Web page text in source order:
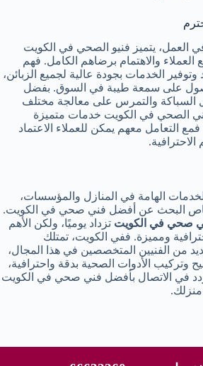
في العمل، يتميز فنيو الصحي في الكويت
العملاء والاهتمام برضاهم الكامل. فهم
الخدمات بجودة عالية لجميع الزبائن،
على سمعة طيبة في السوق. بفضل
السباكة والتمرس على معالجة مختلف
الصحي في الكويت خدمات متميزة
التعامل معهم يمكن للعملاء الاعتماد
الهامة في المنازل والمؤسسات،
البحث عن أفضل فني صحي في الكويت.
صحي في الكويت تزداد يوميًا، ولكن الأهم
ومميزة. ففي الكويت، تمتلك
من الفنيين المتخصصين في هذا المجال،
الأدوات الصحية بدقة واحترافية،
في الاتصال بأفضل فني صحي في الكويت